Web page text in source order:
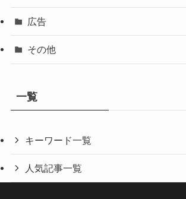
広告
その他
一覧
キーワード一覧
人気記事一覧